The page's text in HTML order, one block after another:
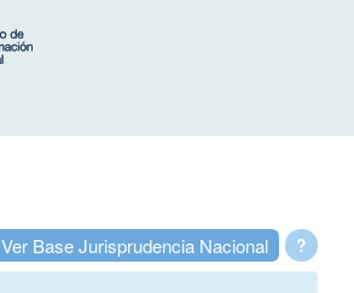
?
Ver Base Jurisprudencia Nacional